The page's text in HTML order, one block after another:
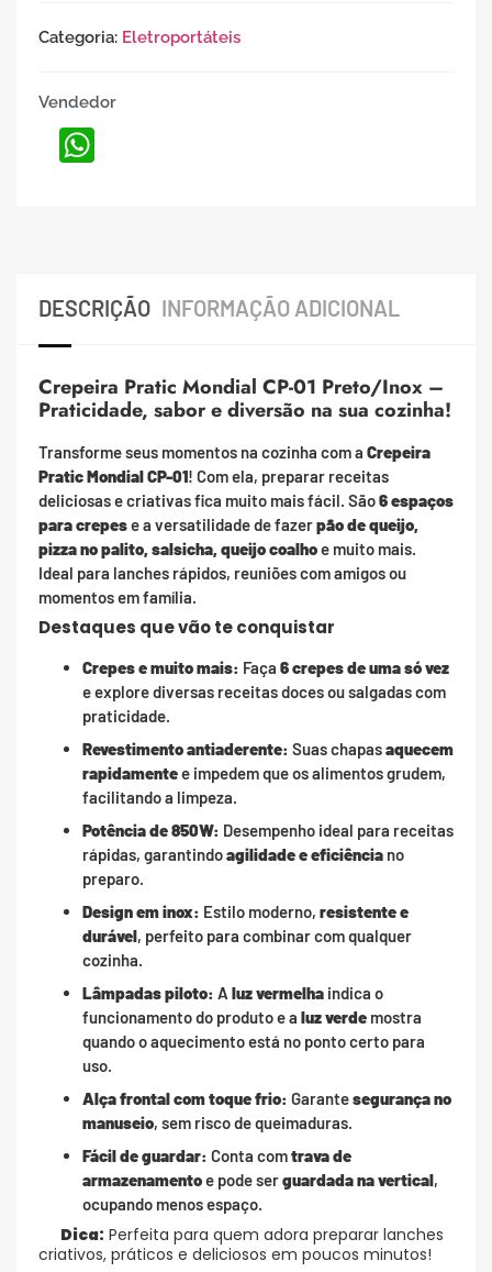
Categoria: Eletroportáteis
Vendedor
DESCRIÇÃO INFORMAÇÃO ADICIONAL
Crepeira Pratic Mondial CP-01 Preto/Inox –
Praticidade, sabor e diversão na sua cozinha!
Transforme seus momentos na cozinha com a Crepeira
Pratic Mondial CP-01! Com ela, preparar receitas
deliciosas e criativas fica muito mais fácil. São6 espaços
para crepese a versatilidade de fazerpão de queijo,
pizza no palito, salsicha, queijo coalhoe muito mais.
Ideal para lanches rápidos, reuniões com amigos ou
momentos em família.
Destaques que vão te conquistar
Crepes e muito mais: Faça 6 crepes de uma só vez
e explore diversas receitas doces ou salgadas com
praticidade.
Revestimento antiaderente: Suas chapasaquecem
rapidamentee impedem que os alimentos grudem,
facilitando a limpeza.
Potência de 850W: Desempenho ideal para receitas
rápidas, garantindoagilidade e eficiência no
preparo.
Design em inox: Estilo moderno, resistente e
durável, perfeito para combinar com qualquer
cozinha.
Lâmpadas piloto: A luz vermelha indica o
funcionamento do produto e a luz verde mostra
quando o aquecimento está no ponto certo para
uso.
Alça frontal com toque frio: Garantesegurança no
manuseio, sem risco de queimaduras.
Fácil de guardar: Conta comtrava de
armazenamentoe pode serguardada na vertical,
ocupando menos espaço.
Dica: Perfeita para quem adora preparar lanches
criativos, práticos e deliciosos em poucos minutos!